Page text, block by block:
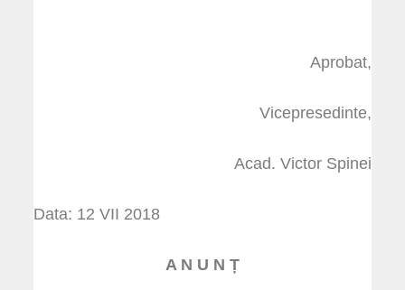
Aprobat,
Vicepresedinte,
Acad. Victor Spinei
Data: 12 VII 2018
A N U N Ț